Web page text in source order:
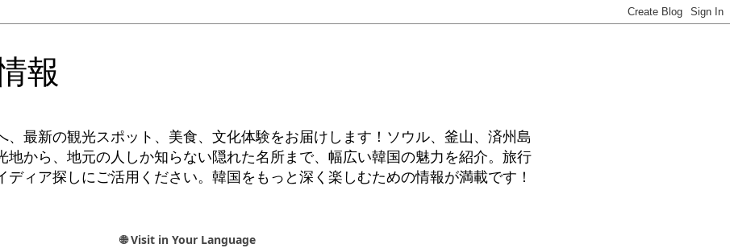
報
、最新の観光スポット、美食、文化体験をお届けします！ソウル、釜山、済州島
地から、地元の人しか知らない隠れた名所まで、幅広い韓国の魅力を紹介。旅行
ディア探しにご活用ください。韓国をもっと深く楽しむための情報が満載です！
🌐 Visit in Your Language